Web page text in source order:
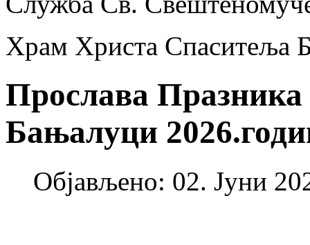
Храм Христа Спаситеља
Прослава Празника
Бањалуци
Објављено: 02. Јуни